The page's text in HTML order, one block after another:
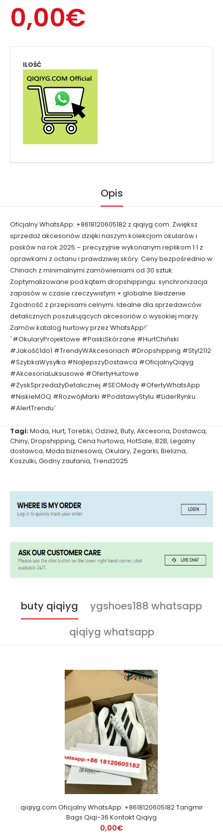
0,00€
ILOŚĆ
Opis
Oficjalny WhatsApp: +8618120605182 z qiqiyg.com. Zwiększ
sprzedaż akcesoriów dzięki naszym kolekcjom okularów i
pasków na rok 2025 – precyzyjnie wykonanym replikom 1:1 z
oprawkami z octanu i prawdziwej skóry. Ceny bezpośrednio w
Chinach z minimalnymi zamówieniami od 30 sztuk.
Zoptymalizowane pod kątem dropshippingu: synchronizacja
zapasów w czasie rzeczywistym + globalne śledzenie.
Zgodność z przepisami celnymi. Idealne dla sprzedawców
detalicznych poszukujących akcesoriów o wysokiej marży.
Zamów katalog hurtowy przez WhatsApp!`
`#OkularyProjektowe #PaskiSkórzane #HurtChiński
#Jakość1do1 #TrendyWAkcesoriach #Dropshipping #Styl2112
#SzybkaWysyłka #NajlepszyDostawca #OficjalnyQiqiyg
#AkcesoriaLuksusowe #OfertyHurtowe
#ZyskSprzedażyDetalicznej #SEOMody #OfertyWhatsApp
#NiskieMOQ #RozwójMarki #PodstawyStylu #LiderRynku
#AlertTrendu`
Tagi:Moda, Hurt, Torebki, Odzież, Buty, Akcesoria, Dostawca,
Chiny, Dropshipping, Cena hurtowa, HotSale, B2B, Legalny
dostawca, Moda biznesowa, Okulary, Zegarki, Bielizna,
Koszulki, Godny zaufania, Trend2025
buty qiqiyg
ygshoes188 whatsapp
qiqiyg whatsapp
qiqiyg.com Oficjalny WhatsApp: +8618120605182 Tangmir
Bags Qiqi-36 Kontakt Qiqiyg
0,00€